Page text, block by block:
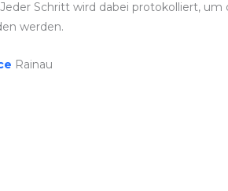
Schritt wird dabei protokolliert, um
werden.
Rainau